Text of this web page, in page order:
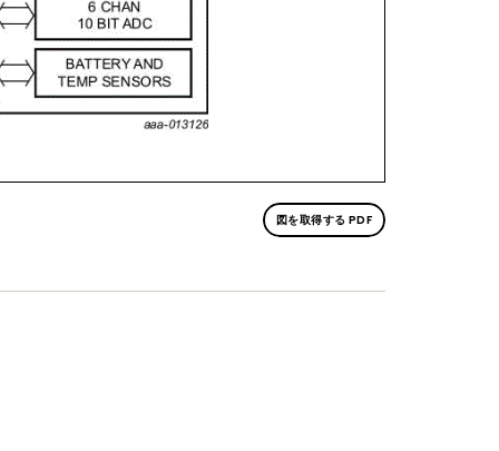
図を取得する PDF